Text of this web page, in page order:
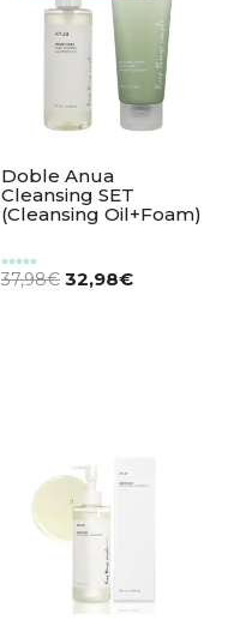
Doble Anua
Cleansing SET
(Cleansing Oil+Foam)
con
5.00
37,98€ 32,98€